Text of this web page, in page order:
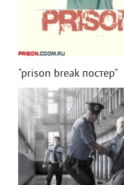
"prison break постер"